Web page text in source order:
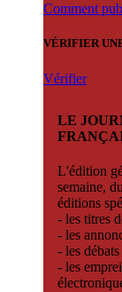
Comment
VÉRIFIER
Vérifier
LE
L'édition
semaine,
éditions
- les titres
- les
- les
- les